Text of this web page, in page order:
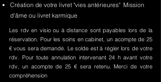
Création de votre livret "vies antérieures" Mission
d'âme ou livret karmique
Les rdv en visio ou à distance sont payables lors de la
réservation. Pour les soins en cabinet, un acompte de 25
€ vous sera demandé. Le solde est à régler lors de votre
rdv. Pour toute annulation intervenant 24 h avant votre
rdv, un acompte de 25 € sera retenu. Merci de votre
compréhension